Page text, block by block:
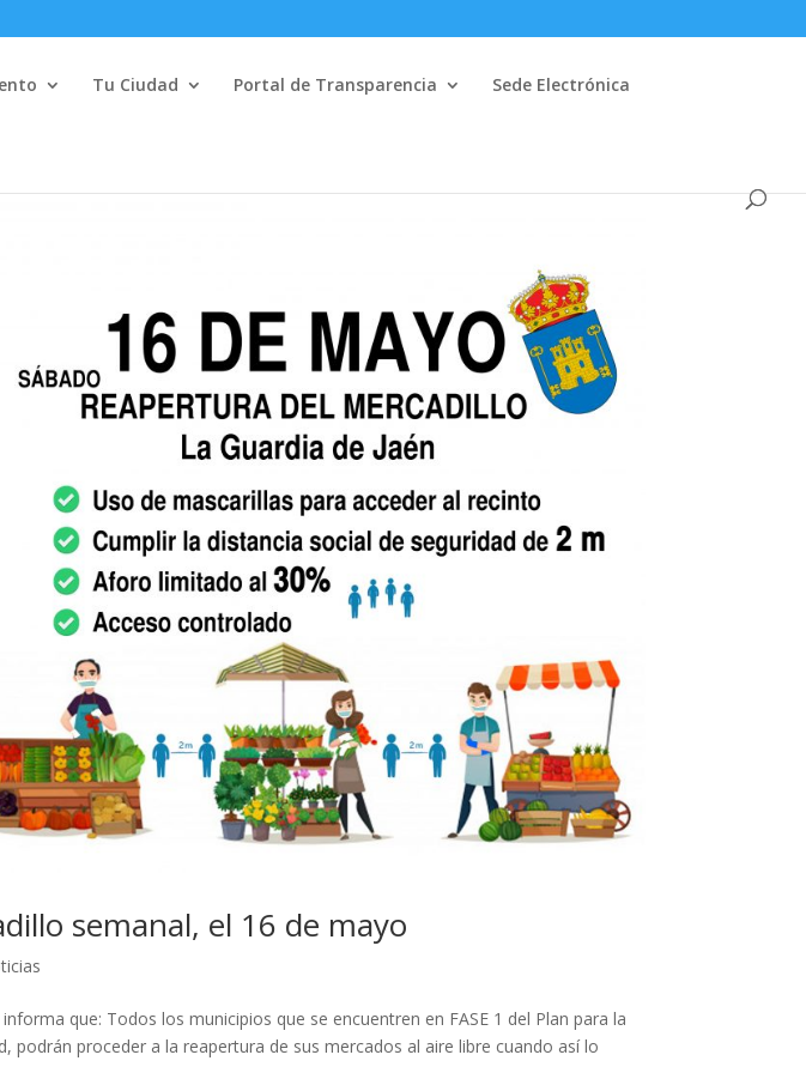
Tu Ciudad Portal de Transparencia Sede Electrónica
semanal, el 16 de mayo
que: Todos los municipios que se encuentren en FASE 1 del Plan para la
podrán proceder a la reapertura de sus mercados al aire libre cuando así lo